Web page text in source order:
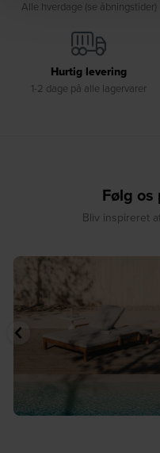
Alle hverdage (se åbningstider)
Hurtig levering
1-2 dage på alle lagervarer
Følg
Bliv inspireret
☀️ Sommerens favorit til terrassen
8 0